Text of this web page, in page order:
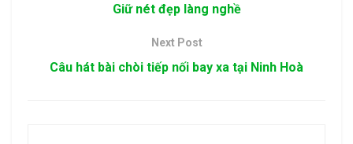
Giữ nét đẹp làng nghề
Next Post
Câu hát bài chòi tiếp nối bay xa tại Ninh Hoà